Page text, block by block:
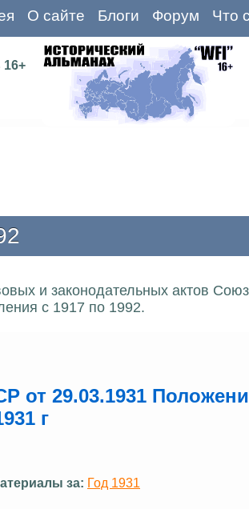
О сайте Блоги Форум Что
16+
и законодательных актов
с 1917 по 1992.
от 29.03.1931
г
за: Год 1931